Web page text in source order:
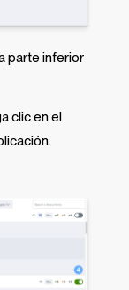
parte inferior
clic en el